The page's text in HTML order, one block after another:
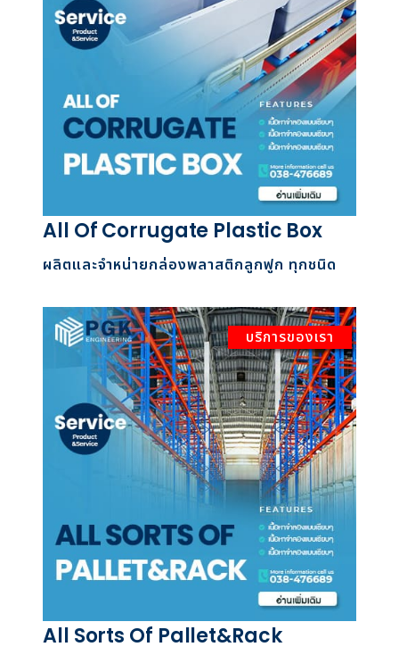
All Of Corrugate Plastic Box
ผลิตและจำหน่ายกล่องพลาสติกลูกฟูก ทุกชนิด
บริการของเรา
All Sorts Of Pallet&Rack